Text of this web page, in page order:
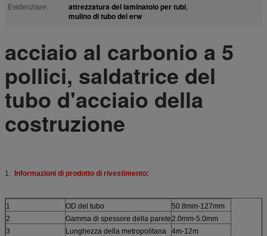
Evidenziare: attrezzatura del laminatoio per tubi,
mulino di tubo del erw
acciaio al carbonio a 5
pollici, saldatrice del
tubo d'acciaio della
costruzione
1. Informazioni di prodotto di rivestimento:
1 OD del tubo
50.8mm-127mm
2
Gamma di spessore della parete2.0mm-5.0mm
3
Lunghezza della metropolitana
4m-12m